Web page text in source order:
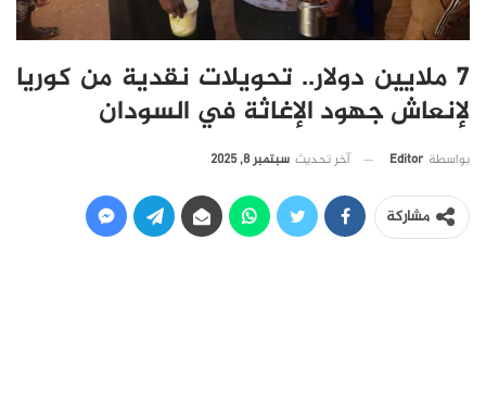
7 ملايين دولار.. تحويلات نقدية من كوريا
لإنعاش جهود الإغاثة في السودان
بواسطة Editor آخر تحديث سبتمبر 8, 2025
مشاركة